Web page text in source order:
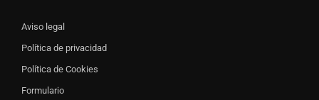
Aviso legal
Política de privacidad
Política de Cookies
Formulario